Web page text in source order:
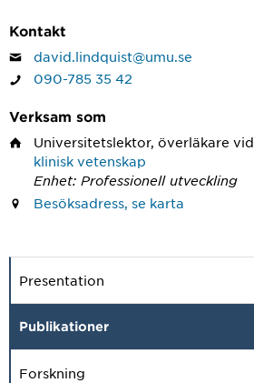
Kontakt
david.lindquist@umu.se
090-785 35 42
Verksam som
Universitetslektor, överläkare vid
klinisk vetenskap
Enhet: Professionell utveckling
Besöksadress, se karta
Presentation
Publikationer
Forskning